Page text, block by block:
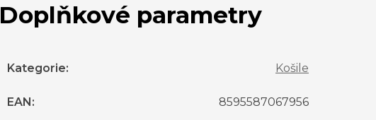
Doplňkové parametry
Kategorie: Košile
EAN : 8595587067956